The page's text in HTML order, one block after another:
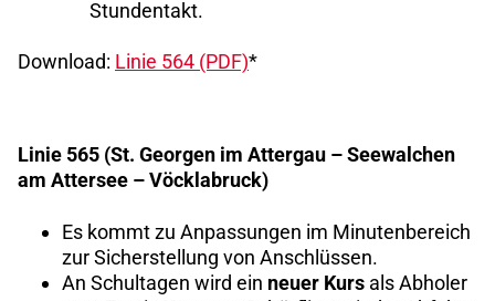
Stundentakt.
Download: Linie 564 (PDF)*
Linie 565 (St. Georgen im Attergau – Seewalchen
am Attersee – Vöcklabruck)
Es kommt zu Anpassungen im Minutenbereich
zur Sicherstellung von Anschlüssen.
An Schultagen wird ein neuer Kurs als Abholer